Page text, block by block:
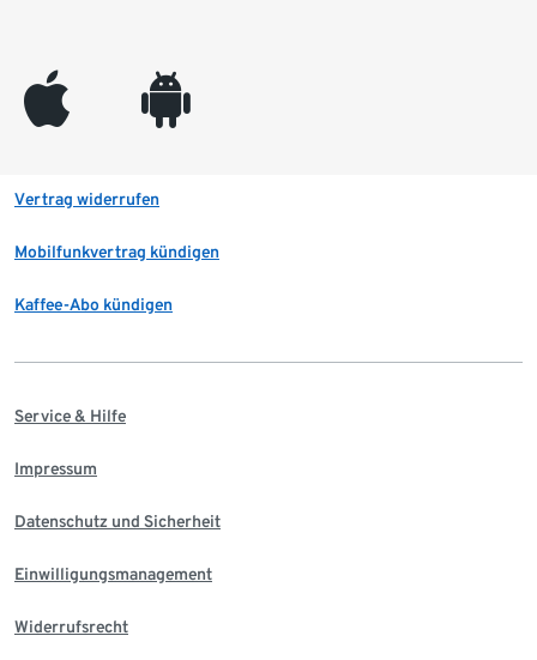
appleinc android
Vertrag widerrufen
Mobilfunkvertrag kündigen
Kaffee-Abo kündigen
Service & Hilfe
Impressum
Datenschutz und Sicherheit
Einwilligungsmanagement
Widerrufsrecht